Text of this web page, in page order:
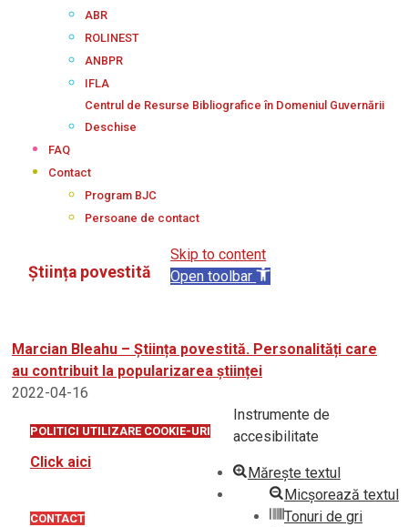
ABR
ROLINEST
ANBPR
IFLA
Centrul de Resurse Bibliografice în Domeniul Guvernării
Deschise
FAQ
Contact
Program BJC
Persoane de contact
Știința povestită
Marcian Bleahu – Știința povestită. Personalități care
au contribuit la popularizarea științei
2022-04-16
POLITICI UTILIZARE COOKIE-URI
Click aici
CONTACT
Skip to content
Open toolbar
Instrumente de
accesibilitate
Mărește textul
Micșorează textul
Tonuri de gri